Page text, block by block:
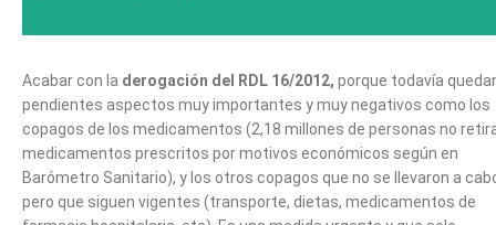
Acabar con la derogación del RDL 16/2012, porque todavía
pendientes aspectos muy importantes y muy negativos como los
copagos de los medicamentos (2,18 millones de personas no
medicamentos prescritos por motivos económicos según en
Barómetro Sanitario), y los otros copagos que no se llevaron a
pero que siguen vigentes (transporte, dietas, medicamentos de